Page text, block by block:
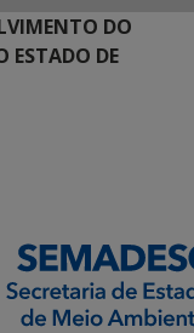
DO
ESTADO DE